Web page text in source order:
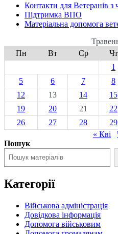
Контакти для Ветеранів
Підтримка ВПО
Матеріальна допомога
Пн
Вт Ср Чт
1
5
6 7 8
12
13 14 15
19
20 21 22
26
27 28 29
« Кві
Пошук
Категорії
Військова адміністрація
Довідкова інформація
Допомога військовим